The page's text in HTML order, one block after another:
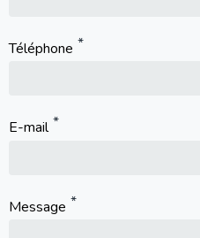
Téléphone
E-mail
Message